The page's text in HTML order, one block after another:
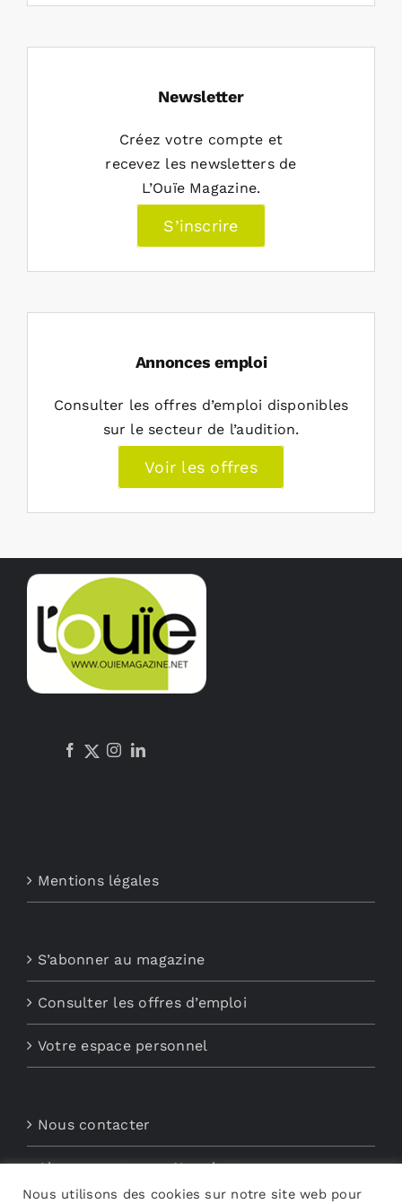
Newsletter
Créez votre compte et
recevez les newsletters de
L’Ouïe Magazine.
S’inscrire
Annonces emploi
Consulter les offres d’emploi disponibles
sur le secteur de l’audition.
Voir les offres
Mentions légales
S’abonner au magazine
Consulter les offres d’emploi
Votre espace personnel
Nous contacter
Abonnements aux Newsletters
Nous utilisons des cookies sur notre site web pour